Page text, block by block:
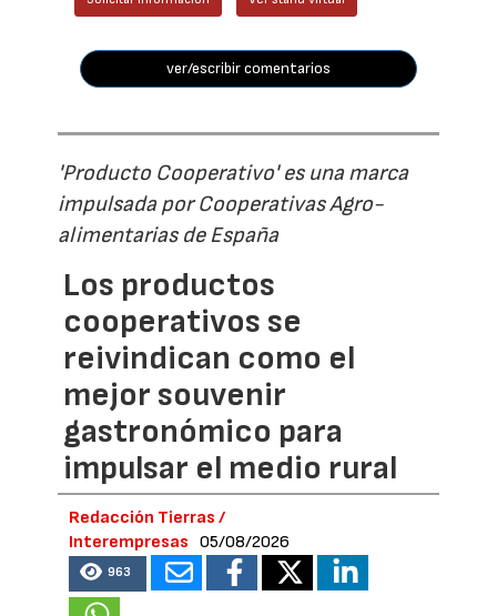
ver/escribir comentarios
'Producto Cooperativo' es una marca
impulsada por Cooperativas Agro-
alimentarias de España
Los productos
cooperativos se
reivindican como el
mejor souvenir
gastronómico para
impulsar el medio rural
Redacción Tierras /
Interempresas
05/08/2026
963